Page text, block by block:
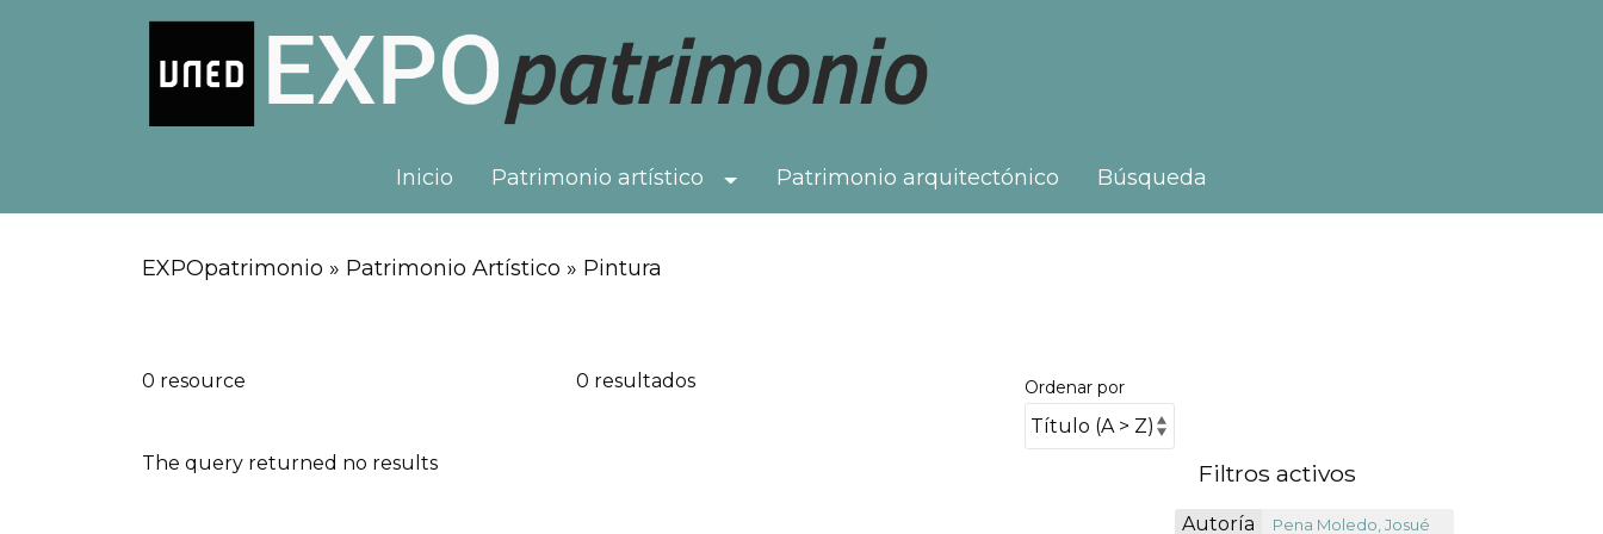
Inicio Patrimonio artístico Toggle Dropdown
Patrimonio arquitectónico Búsqueda
EXPOpatrimonio » Patrimonio Artístico » Pintura
0 resource 0 resultados Ordenar por
The query returned no results Filtros activos
Autoría Pena Moledo, Josué